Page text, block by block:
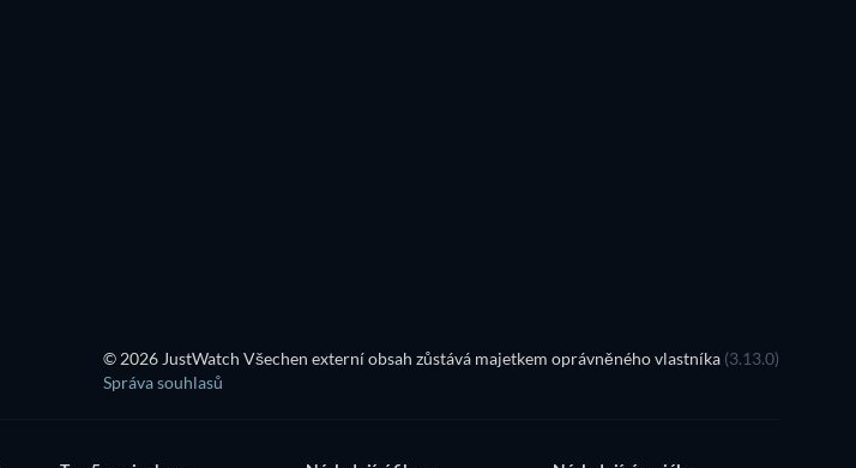
© 2026 JustWatch Všechen externí obsah zůstává majetkem oprávněného vlastníka (3.13.0)
Správa souhlasů